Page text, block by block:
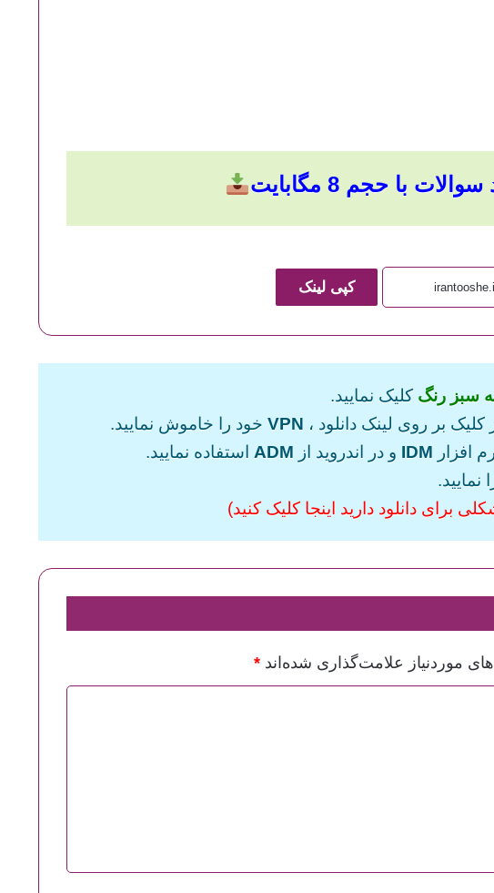
با حجم 8 مگابایت
کپی لینک
سبز رنگ کلیک نمایید.
کلیک بر روی لینک دانلود ، VPNخود را خاموش نمایید.
افزار IDM و در اندروید از ADMاستفاده نمایید.
نمایید.
برای دانلود دارید اینجا کلیک کنید)
موردنیاز علامت‌گذاری شده‌اند *